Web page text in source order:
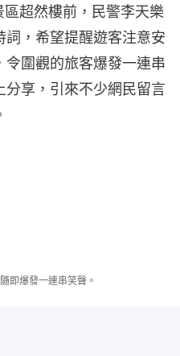
超然樓前，民警李天樂
，希望提醒遊客注意安
圍觀的旅客爆發一連串
享，引來不少網民留言
即爆發一連串笑聲。